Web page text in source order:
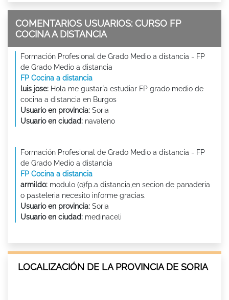
COMENTARIOS USUARIOS: CURSO FP
COCINA A DISTANCIA
Formación Profesional de Grado Medio a distancia - FP
de Grado Medio a distancia
FP Cocina a distancia
luis jose: Hola me gustaría estudiar FP grado medio de
cocina a distancia en Burgos
Usuario en provincia: Soria
Usuario en ciudad: navaleno
Formación Profesional de Grado Medio a distancia - FP
de Grado Medio a distancia
FP Cocina a distancia
armildo: modulo (o)fp.a distancia,en secion de panaderia
o pasteleria necesito informe gracias.
Usuario en provincia: Soria
Usuario en ciudad: medinaceli
LOCALIZACIÓN DE LA PROVINCIA DE SORIA